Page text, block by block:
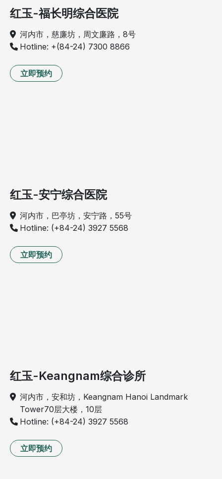
红玉-福长明综合医院
河内市，慈廉坊，周文廉路，8号
Hotline: +(84-24) 7300 8866
立即预约
红玉-安宁综合医院
河内市，巴亭坊，安宁路，55号
Hotline: (+84-24) 3927 5568
立即预约
红玉-Keangnam综合诊所
河内市，安和坊，Keangnam Hanoi Landmark
Tower70层大楼，10层
Hotline: (+84-24) 3927 5568
立即预约